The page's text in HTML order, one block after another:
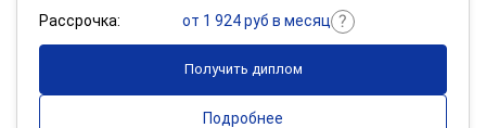
Рассрочка:
от 1 924 руб в месяц
Получить диплом
Подробнее